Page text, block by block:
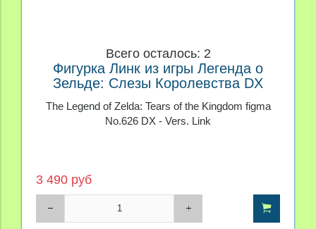
Всего осталось: 2
Фигурка Линк из игры Легенда о
Зельде: Слезы Королевства DX
The Legend of Zelda: Tears of the Kingdom figma
No.626 DX - Vers. Link
3 490 руб